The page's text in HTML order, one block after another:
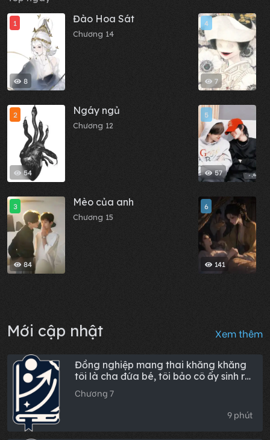
8
1 Đào Hoa Sát
Chương 14
54
2 Ngáy ngủ
Chương 12
84
3 Mèo của anh
Chương 15
7
4
57
5
141
6
Mới cập nhật Xem thêm
Đồng nghiệp mang thai khăng khăng
tôi là cha đứa bé, tôi bảo cô ấy sinh ra
thì cô ấy lại hối hận
Chương 7
9 phút